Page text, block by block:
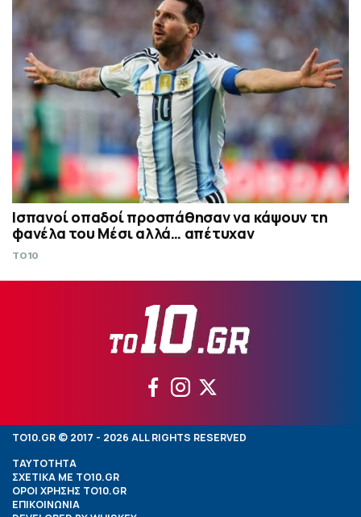
Ισπανοί οπαδοί προσπάθησαν να κάψουν τη
φανέλα του Μέσι αλλά… απέτυχαν
TO10
TO10.GR © 2017 - 2026 ALL RIGHTS RESERVED
ΤΑΥΤΟΤΗΤΑ
ΣΧΕΤΙΚΑ ΜΕ TO10.GR
ΟΡΟΙ ΧΡΗΣΗΣ TO10.GR
ΕΠΙΚΟΙΝΩΝΙΑ